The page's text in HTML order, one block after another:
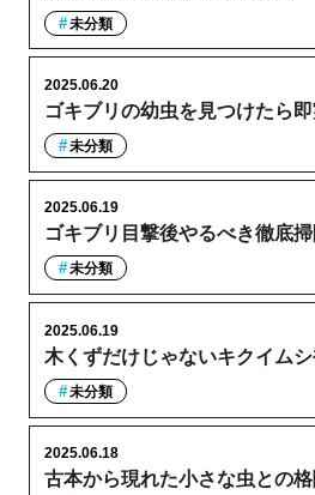
未分類
ゴキブリの幼虫を見つけたら
2025.06.20
未分類
ゴキブリ目撃後やるべき徹底
2025.06.19
未分類
木くずだけじゃないキクイム
2025.06.19
未分類
古本から現れた小さな虫との
2025.06.18